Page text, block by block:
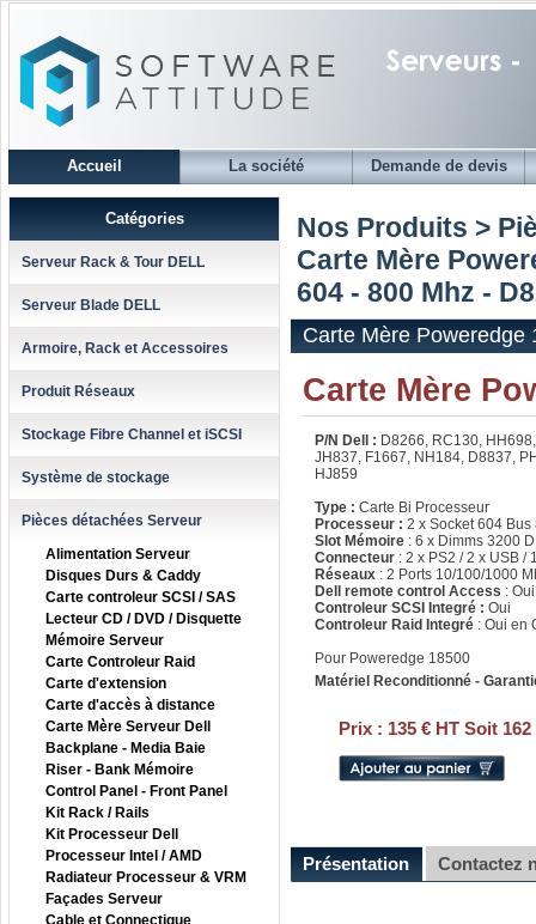
Accueil La société Demande de devis
Catégories
Serveur Rack & Tour DELL
Serveur Blade DELL
Armoire, Rack et Accessoires
Produit Réseaux
Stockage Fibre Channel et iSCSI
Système de stockage
Pièces détachées Serveur
Alimentation Serveur
Disques Durs & Caddy
Carte controleur SCSI / SAS
Lecteur CD / DVD / Disquette
Mémoire Serveur
Carte Controleur Raid
Carte d'extension
Carte d'accès à distance
Carte Mère Serveur Dell
Backplane - Media Baie
Riser - Bank Mémoire
Control Panel - Front Panel
Kit Rack / Rails
Kit Processeur Dell
Processeur Intel / AMD
Radiateur Processeur & VRM
Façades Serveur
Cable et Connectique
Nos Produits >
Carte Mère
604 - 800 Mhz -
Carte Mère Poweredge
Carte Mère
P/N Dell : D8266, RC130,
JH837, F1667, NH184, D8837,
HJ859
Type : Carte Bi Processeur
Processeur : 2 x Socket 604 Bus
Slot Mémoire : 6 x Dimms 3200
Connecteur : 2 x PS2 / 2 x USB /
Réseaux : 2 Ports 10/100/1000
Dell remote control Access :
Controleur SCSI Integré : Oui
Controleur Raid Integré : Oui en
Pour Poweredge 18500
Matériel Reconditionné -
Prix : 135 € HT Soit 162
Présentation Contactez